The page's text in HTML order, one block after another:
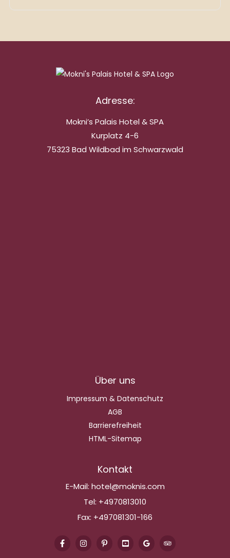
Adresse:
Mokni’s Palais Hotel & SPA
Kurplatz 4-6
75323 Bad Wildbad im Schwarzwald
Über uns
Impressum & Datenschutz
AGB
Barrierefreiheit
HTML-Sitemap
Kontakt
E-Mail: hotel@moknis.com
Tel: +4970813010
Fax: +497081301-166